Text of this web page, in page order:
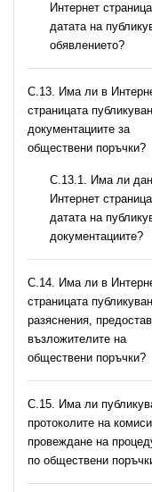
Интернет
датата на
обявлението?
С.13. Има ли в
страницата
документациите за
обществени поръчки?
С.13.1. Има ли
Интернет
датата на
документациите?
С.14. Има ли в
страницата
разяснения,
възложителите на
обществени поръчки?
С.15. Има ли
протоколите на
провеждане на
по обществени